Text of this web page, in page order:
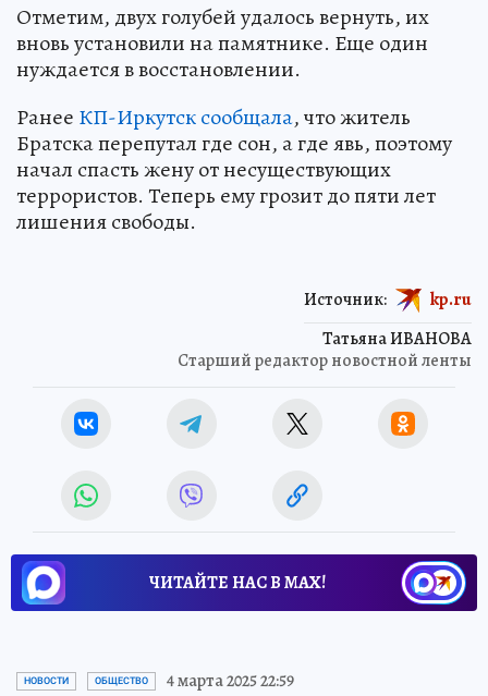
Отметим, двух голубей удалось вернуть, их
вновь установили на памятнике. Еще один
нуждается в восстановлении.
Ранее КП-Иркутск сообщала, что житель
Братска перепутал где сон, а где явь, поэтому
начал спасть жену от несуществующих
террористов. Теперь ему грозит до пяти лет
лишения свободы.
Татьяна ИВАНОВА
Старший редактор новостной ленты
Источник: kp.ru
ЧИТАЙТЕ НАС В МАХ!
НОВОСТИ ОБЩЕСТВО 4 марта 2025 22:59